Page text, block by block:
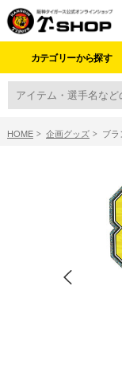
カテゴリーから探す
HOME 企画グッズ ブ